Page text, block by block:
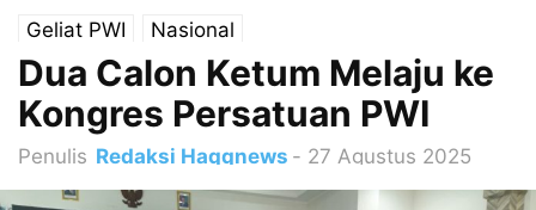
Geliat PWI Nasional
Dua Calon Ketum Melaju ke
Kongres Persatuan PWI
Penulis Redaksi Haqqnews - 27 Agustus 2025